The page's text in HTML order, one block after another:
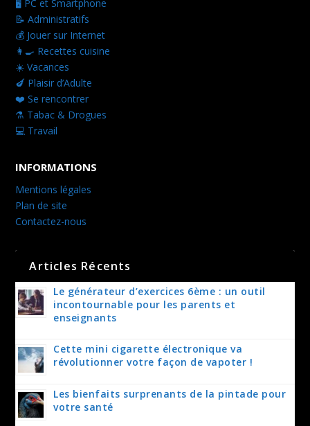
🖥️ PC et Smartphone
📝 Administratifs
💰 Jouer sur Internet
👩‍🍳 Recettes cuisine
☀️ Vacances
🍆 Plaisir d’Adulte
❤️ Se rencontrer
⚗️ Tabac & Drogues
💻 Travail
INFORMATIONS
Mentions légales
Plan de site
Contactez-nous
Articles Récents
Le générateur d’exercices 6ème : un outil
incontournable pour les parents et
enseignants
Cette mini cigarette électronique va
révolutionner votre façon de vapoter !
Les bienfaits surprenants de la pintade pour
votre santé